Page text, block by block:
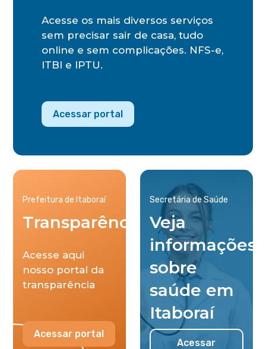
Acesse os mais diversos serviços
sem precisar sair de casa, tudo
online e sem complicações. NFS-e,
ITBI e IPTU.
Acessar portal
Prefeitura de Itaboraí
Transparência
Acesse aqui
nosso portal da
transparência
Acessar portal
Secretária de Saúde
Veja
informações
sobre
saúde em
Itaboraí
Acessar